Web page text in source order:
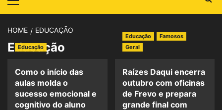
HOME EDUCAÇÃO
Educação
Educação
Como o início das
aulas molda o
sucesso emocional e
cognitivo do aluno
Educação
Famosos
Geral
Raízes Daqui encerra
outubro com oficinas
de Frevo e prepara
grande final com